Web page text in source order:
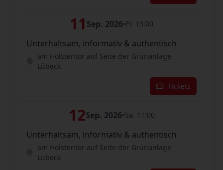
11 Sep. 2026•Fr. 13:00
Unterhaltsam, informativ & authentisch
am Holstentor auf Seite der Grünanlage
Lübeck
Tickets
12Sep. 2026•Sa. 11:00
Unterhaltsam, informativ & authentisch
am Holstentor auf Seite der Grünanlage
Lübeck